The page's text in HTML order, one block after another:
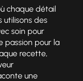
chaque détail
utilisons des
soin pour
passion pour la
recette,
une